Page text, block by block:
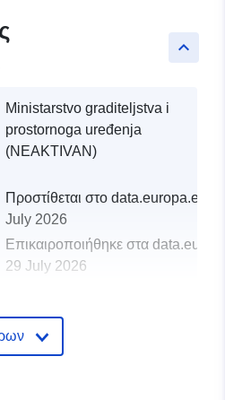
keyboard_arrow_up
Ministarstvo graditeljstva i
prostornoga uređenja
(NEAKTIVAN)
Προστίθεται στο data.europa.eu:
July 2026
Επικαιροποιήθηκε στα
29 July 2026
certifikatora